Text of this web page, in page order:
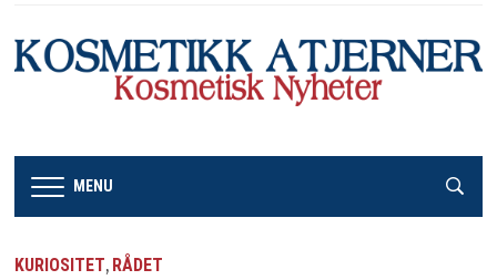
MENU
KURIOSITET, RÅDET